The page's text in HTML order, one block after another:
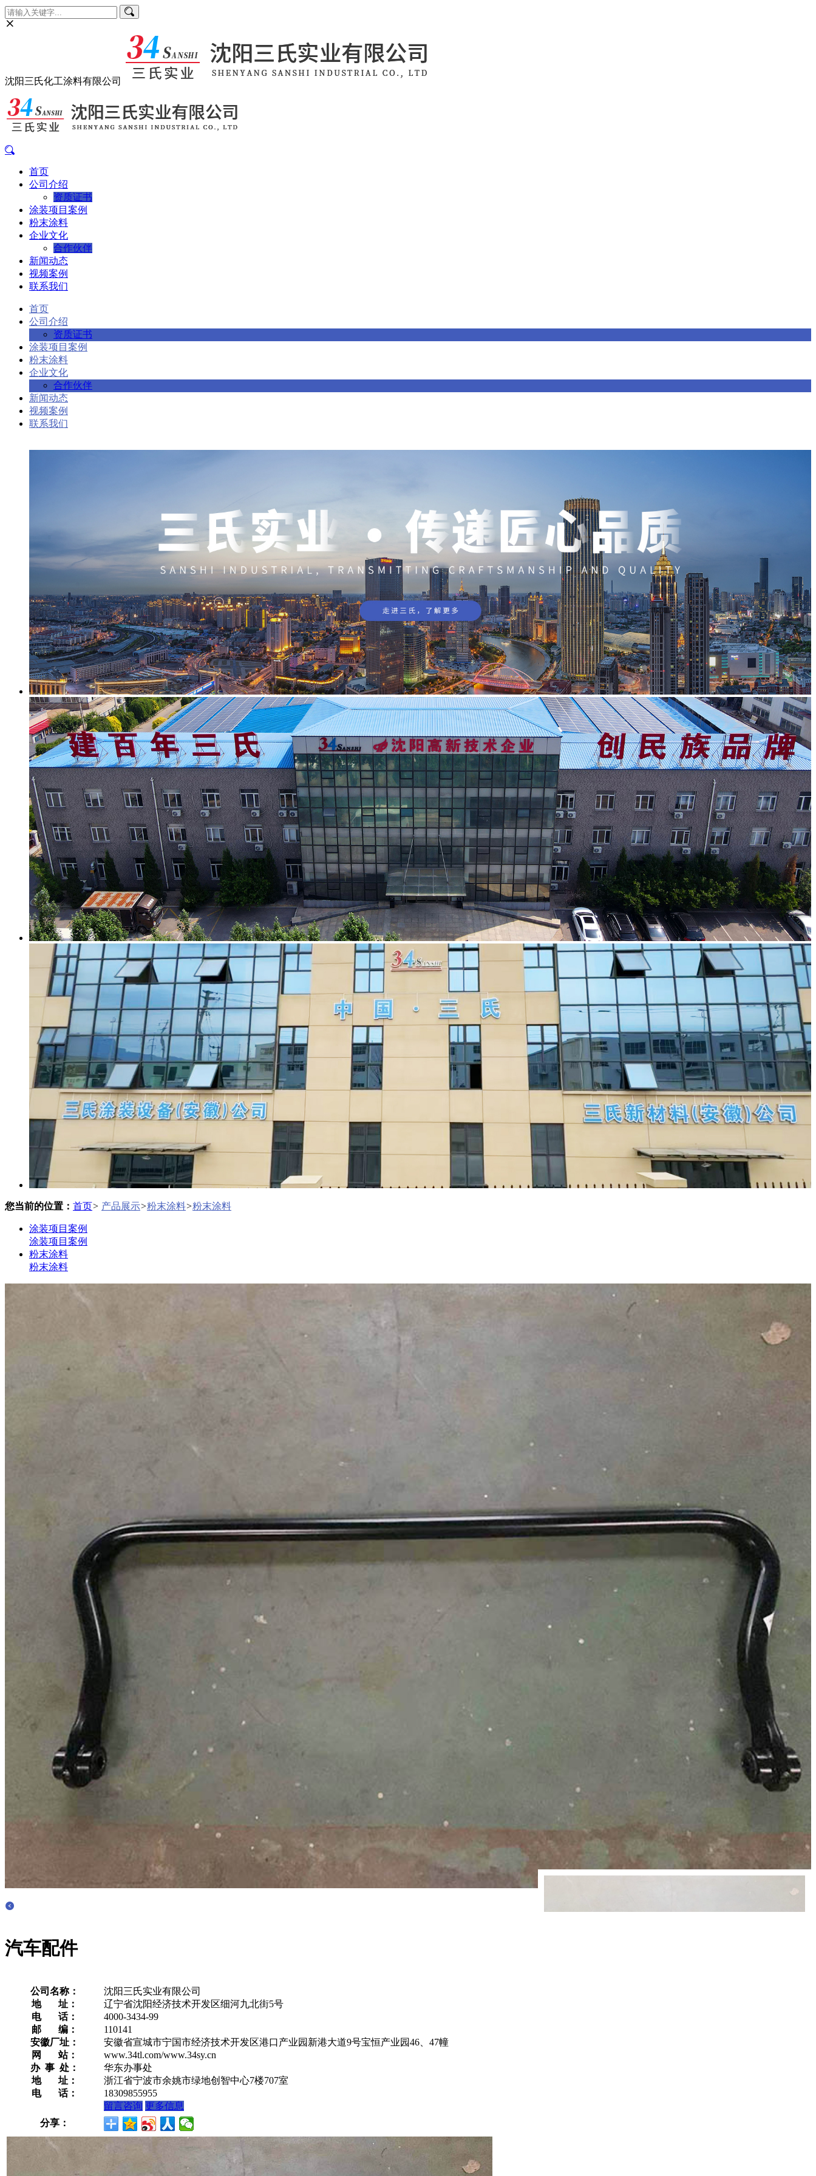
沈阳三氏化工涂料有限公司
首页
公司介绍
资质证书
涂装项目案例
粉末涂料
企业文化
合作伙伴
新闻动态
视频案例
联系我们
首页
公司介绍
资质证书
涂装项目案例
粉末涂料
企业文化
合作伙伴
新闻动态
视频案例
联系我们
您当前的位置： 首页> 产品展示>粉末涂料>粉末涂料
涂装项目案例
涂装项目案例
粉末涂料
粉末涂料
汽车配件
公司名称：
沈阳三氏实业有限公司
地 址：
辽宁省沈阳经济技术开发区细河九北街5号
电 话：
4000-3434-99
邮 编：
110141
安徽厂址：
安徽省宣城市宁国市经济技术开发区港口产业园新港大道9号宝恒产业园46、47幢
网 站：
www.34tl.com/www.34sy.cn
办 事 处：
华东办事处
地 址：
浙江省宁波市余姚市绿地创智中心7楼707室
电 话：
18309855955
留言咨询 更多信息
分享：